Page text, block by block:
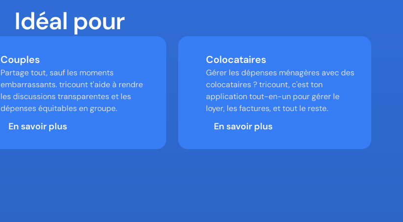
Idéal pour
Couples
Partage tout, sauf les moments
embarrassants. tricount t'aide à rendre
les discussions transparentes et les
dépenses équitables en groupe.
En savoir plus
Colocataires
Gérer les dépenses ménagères avec des
colocataires ? tricount, c'est ton
application tout-en-un pour gérer le
loyer, les factures, et tout le reste.
En savoir plus